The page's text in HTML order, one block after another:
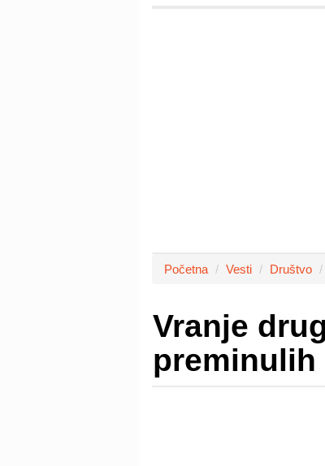
Početna Vesti Društvo
Vranje